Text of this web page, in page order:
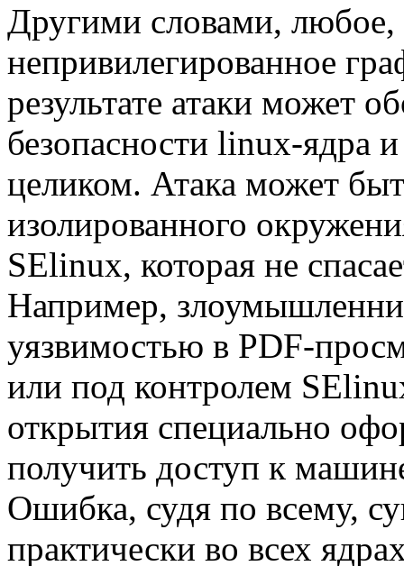
Другими словами,
непривилегированное
результате атаки может
безопасности linux-ядра
целиком. Атака может
изолированного
SElinux, которая не
Например,
уязвимостью в PDF-
или под контролем
открытия специально
получить доступ к
Ошибка, судя по всему,
практически во всех